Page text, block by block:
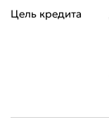
Оцените
Оставить
Цель кредита